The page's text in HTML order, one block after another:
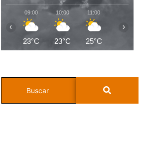
09:00
23°C
10:00
23°C
11:00
25°C
‹ ›